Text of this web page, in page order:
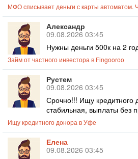
МФО списывает деньги с карты автоматом.
Александр
09.08.2026 03:45
Нужны деньги 500к на 2
Займ от частного инвестора в Fingooroo
Рустем
09.08.2026 03:45
Срочно!!! Ищу кредитного
стабильная, выплаты без
Ищу кредитного донора в Уфе
Елена
09.08.2026 03:45